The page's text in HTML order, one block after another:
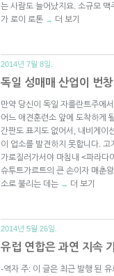
는 사람도 늘어났지요. 소규모
가 로이 로톤 → 더 보기
2014년 7월 8일.
독일 성매매 산업이 번
만약 당신이 독일 자를란트주에
어느 애견훈련소 앞에 도착하게
간판도 표지도 없어서, 내비게이
이 업소를 발견하지 못합니다.
가로질러가서야 마침내 <파라
슈투트가르트의 큰 손이자 매춘
소로 불리는 데는 → 더 보기
2014년 5월 26일.
유럽 연합은 과연 지속
-역자 주: 이 글은 최근 발행 된